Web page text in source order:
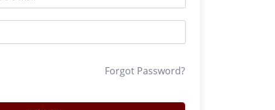
Forgot Password?